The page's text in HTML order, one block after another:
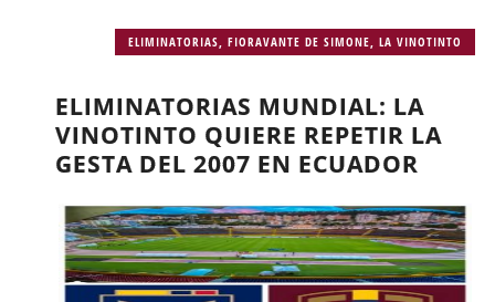
ELIMINATORIAS ,FIORAVANTE DE SIMONE ,LA VINOTINTO
ELIMINATORIAS MUNDIAL: LA
VINOTINTO QUIERE REPETIR LA
GESTA DEL 2007 EN ECUADOR